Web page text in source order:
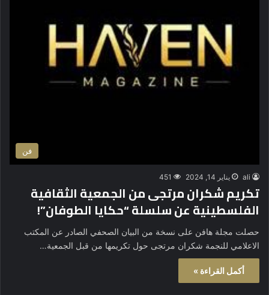
فن
ali يناير 14, 2024 451
تكريم شكران مرتجى من الجمعية الثقافية
الفلسطينية عن سلسلة “حكايا الطوفان”!
حصلت مجلة هافن على نسخة من البيان الصحفي الصادر عن المكتب
الاعلامي للنجمة شكران مرتجى حول تكريمها من قبل الجمعية…
أكمل القراءة »